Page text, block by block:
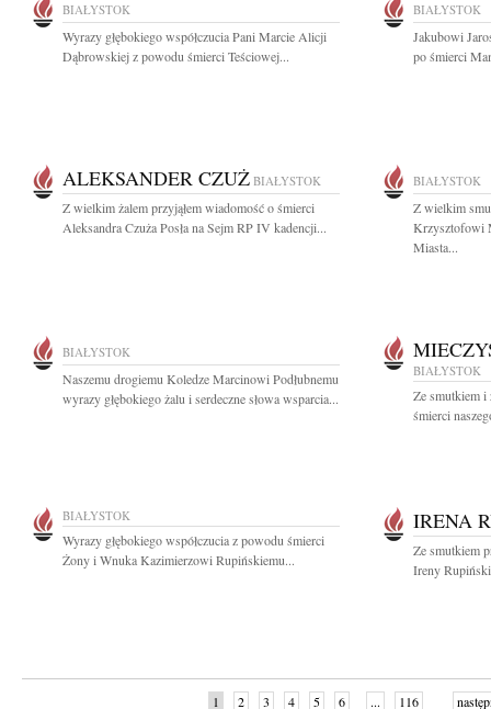
BIAŁYSTOK
Wyrazy głębokiego współczucia Pani Marcie Alicji
Dąbrowskiej z powodu śmierci Teściowej...
BIAŁYSTOK
Jakubowi
po śmierci
ALEKSANDER CZUŻ BIAŁYSTOK
Z wielkim żalem przyjąłem wiadomość o śmierci
Aleksandra Czuża Posła na Sejm RP IV kadencji...
BIAŁYSTOK
Z wielkim
Krzysztofowi
Miasta...
BIAŁYSTOK
Naszemu drogiemu Koledze Marcinowi Podłubnemu
wyrazy głębokiego żalu i serdeczne słowa wsparcia...
BIAŁYSTOK
Ze smutkiem i
śmierci
BIAŁYSTOK
Wyrazy głębokiego współczucia z powodu śmierci
Żony i Wnuka Kazimierzowi Rupińskiemu...
IRENA
Ze smutkiem
Ireny
1 2 3 4 5 6 ... 116